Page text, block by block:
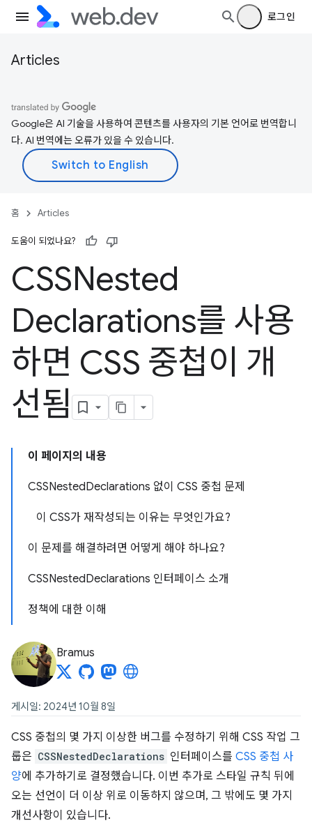
로그인
Articles
Google은 AI 기술을 사용하여 콘텐츠를 사용자의 기본 언어로 번역합니
다. AI 번역에는 오류가 있을 수 있습니다.
홈 Articles
도움이 되었나요?
CSSNested
Declarations를 사용
하면 CSS 중첩이 개
선됨
이 페이지의 내용
CSSNestedDeclarations 없이 CSS 중첩 문제
이 CSS가 재작성되는 이유는 무엇인가요?
이 문제를 해결하려면 어떻게 해야 하나요?
CSSNestedDeclarations 인터페이스 소개
정책에 대한 이해
Bramus
게시일: 2024년 10월 8일
CSS 중첩의 몇 가지 이상한 버그를 수정하기 위해 CSS 작업 그
룹은 CSSNestedDeclarations 인터페이스를 CSS 중첩 사
양에 추가하기로 결정했습니다. 이번 추가로 스타일 규칙 뒤에
오는 선언이 더 이상 위로 이동하지 않으며, 그 밖에도 몇 가지
개선사항이 있습니다.